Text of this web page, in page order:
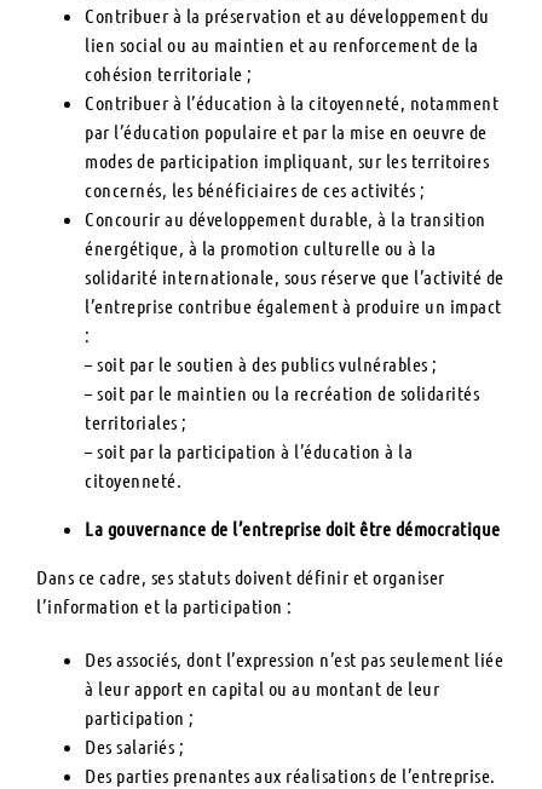
Contribuer à la préservation et au développement du
lien social ou au maintien et au renforcement de la
cohésion territoriale ;
Contribuer à l’éducation à la citoyenneté, notamment
par l’éducation populaire et par la mise en oeuvre de
modes de participation impliquant, sur les territoires
concernés, les bénéficiaires de ces activités ;
Concourir au développement durable, à la transition
énergétique, à la promotion culturelle ou à la
solidarité internationale, sous réserve que l’activité de
l’entreprise contribue également à produire un impact
:
– soit par le soutien à des publics vulnérables ;
– soit par le maintien ou la recréation de solidarités
territoriales ;
– soit par la participation à l’éducation à la
citoyenneté.
La gouvernance de l’entreprise doit être démocratique
Dans ce cadre, ses statuts doivent définir et organiser
l’information et la participation :
Des associés, dont l’expression n’est pas seulement liée
à leur apport en capital ou au montant de leur
participation ;
Des salariés ;
Des parties prenantes aux réalisations de l’entreprise.